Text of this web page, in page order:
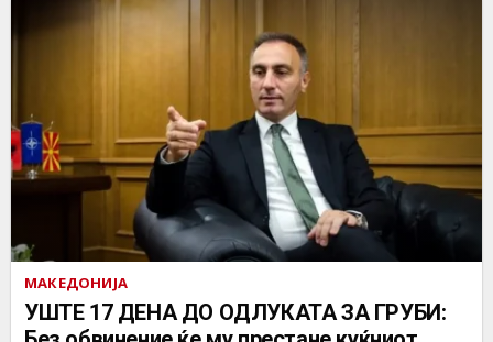
МАКЕДОНИЈА
УШТЕ 17 ДЕНА ДО ОДЛУКАТА ЗА ГРУБИ: